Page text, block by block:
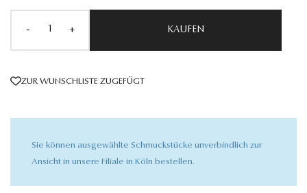
- + KAUFEN
ZUR WUNSCHLISTE ZUGEFÜGT
Sie können ausgewählte Schmuckstücke unverbindlich zur
Ansicht in unsere Filiale in Köln bestellen.